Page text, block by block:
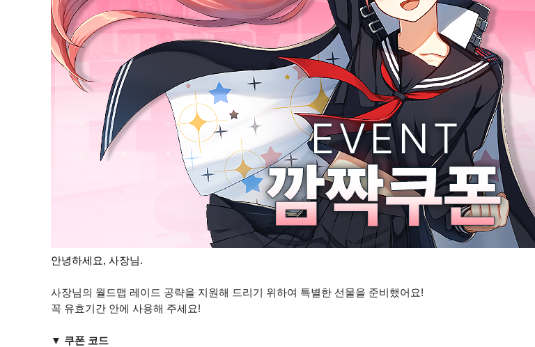
안녕하세요, 사장님.
사장님의 월드맵 레이드 공략을 지원해 드리기 위하여 특별한 선물을 준비했어요!
꼭 유효기간 안에 사용해 주세요!
▼ 쿠폰 코드